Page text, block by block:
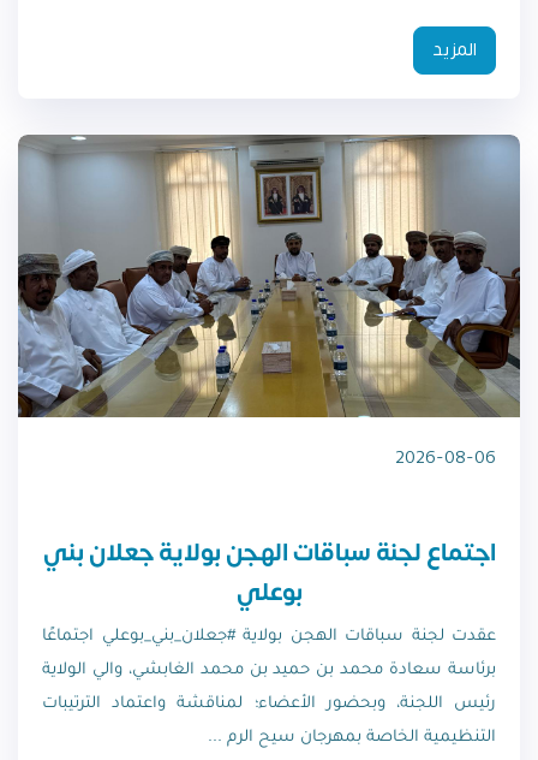
المزيد
2026-08-06
اجتماع لجنة سباقات الهجن بولاية جعلان بني
بوعلي
عقدت لجنة سباقات الهجن بولاية #جعلان_بني_بوعلي اجتماعًا
برئاسة سعادة محمد بن حميد بن محمد الغابشي، والي الولاية
رئيس اللجنة، وبحضور الأعضاء؛ لمناقشة واعتماد الترتيبات
التنظيمية الخاصة بمهرجان سيح الرم ...